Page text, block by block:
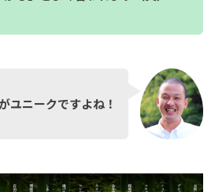
ユニークですよね！